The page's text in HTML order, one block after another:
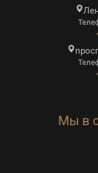
Мы в